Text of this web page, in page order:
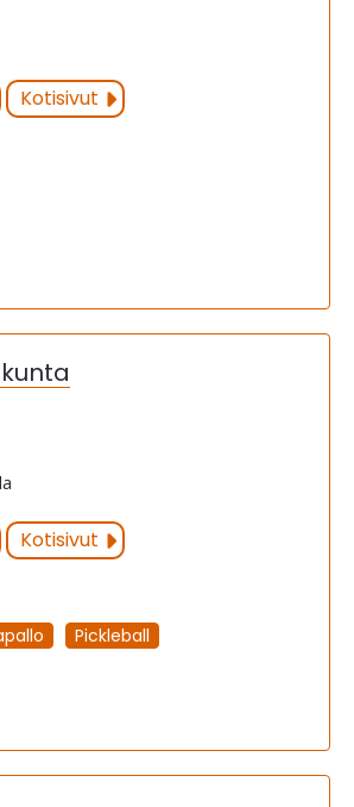
Kotisivut
Kotisivut
Pickleball